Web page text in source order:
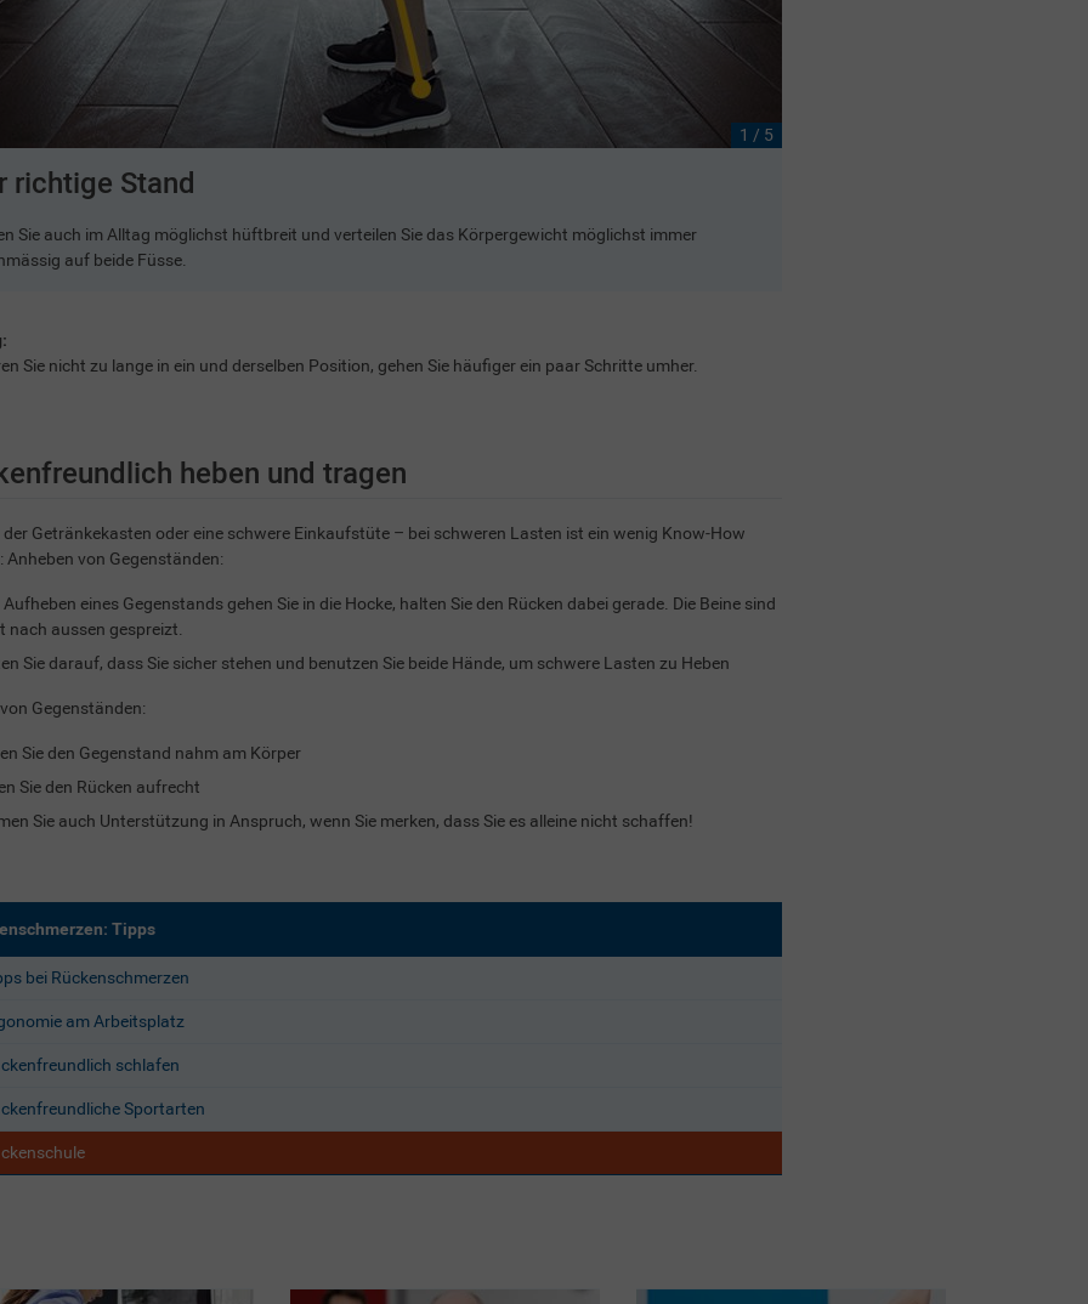
1 / 5
richtige Stand
Sie auch im Alltag möglichst hüftbreit und verteilen Sie das Körpergewicht möglichst immer
auf beide Füsse.
Sie nicht zu lange in ein und derselben Position, gehen Sie häufiger ein paar Schritte umher.
heben und tragen
der Getränkekasten oder eine schwere Einkaufstüte – bei schweren Lasten ist ein wenig Know-How
Anheben von Gegenständen:
eines Gegenstands gehen Sie in die Hocke, halten Sie den Rücken dabei gerade. Die Beine sind
nach aussen gespreizt.
Sie darauf, dass Sie sicher stehen und benutzen Sie beide Hände, um schwere Lasten zu Heben
Gegenständen:
Sie den Gegenstand nahm am Körper
Sie den Rücken aufrecht
Sie auch Unterstützung in Anspruch, wenn Sie merken, dass Sie es alleine nicht schaffen!
Tipps
bei Rückenschmerzen
am Arbeitsplatz
schlafen
Sportarten